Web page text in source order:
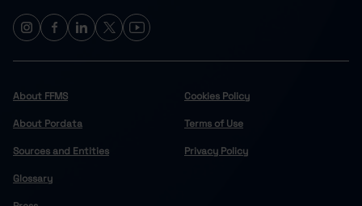
About FFMS
About Pordata
Sources and Entities
Glossary
Cookies Policy
Terms of Use
Privacy Policy